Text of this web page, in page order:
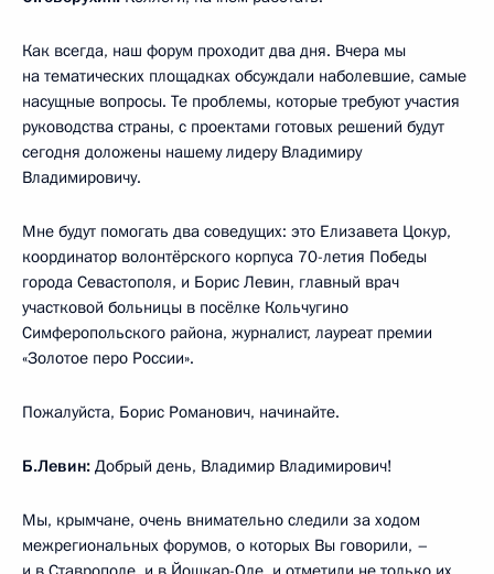
Как всегда, наш форум проходит два дня. Вчера мы
на тематических площадках обсуждали наболевшие, самые
насущные вопросы. Те проблемы, которые требуют участия
руководства страны, с проектами готовых решений будут
сегодня доложены нашему лидеру Владимиру
Владимировичу.
Мне будут помогать два соведущих: это Елизавета Цокур,
координатор волонтёрского корпуса 70-летия Победы
города Севастополя, и Борис Левин, главный врач
участковой больницы в посёлке Кольчугино
Симферопольского района, журналист, лауреат премии
«Золотое перо России».
Пожалуйста, Борис Романович, начинайте.
Б.Левин: Добрый день, Владимир Владимирович!
Мы, крымчане, очень внимательно следили за ходом
межрегиональных форумов, о которых Вы говорили, –